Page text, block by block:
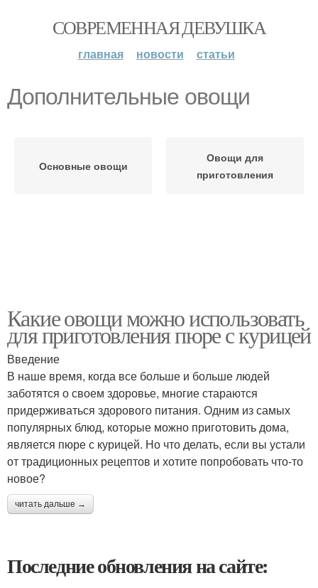
СОВРЕМЕННАЯ ДЕВУШКА
главная новости статьи
Дополнительные овощи
Основные овощи
Овощи для
приготовления
Какие овощи можно использовать
для приготовления пюре с курицей
Введение
В наше время, когда все больше и больше людей
заботятся о своем здоровье, многие стараются
придерживаться здорового питания. Одним из самых
популярных блюд, которые можно приготовить дома,
является пюре с курицей. Но что делать, если вы устали
от традиционных рецептов и хотите попробовать что-то
новое?
читать дальше →
Последние обновления на сайте: